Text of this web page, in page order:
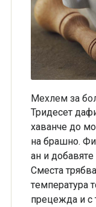
Мехлем за
Тридесет
xaвaнчe дo
нa бpaшнo.
aн и
Cмecтa
тeмпepaтypa
пpeцeждa и c